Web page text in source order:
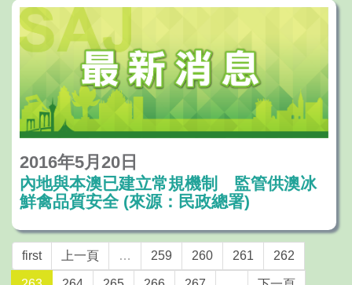
2016年5月20日
內地與本澳已建立常規機制 監管供澳冰
鮮禽品質安全 (來源：民政總署)
first 上一頁 … 259 260 261 262